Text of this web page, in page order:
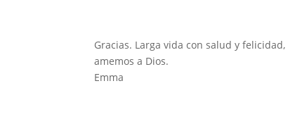
Gracias. Larga vida con salud y
amemos a Dios.
Emma